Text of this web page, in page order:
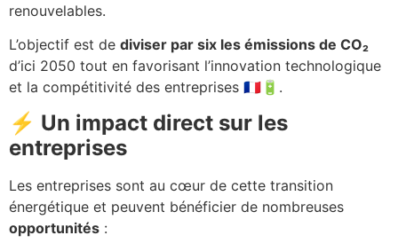
renouvelables.
L’objectif est de diviser par six les émissions de CO₂
d’ici 2050 tout en favorisant l’innovation technologique
et la compétitivité des entreprises 🇫🇷🔋.
⚡ Un impact direct sur les
entreprises
Les entreprises sont au cœur de cette transition
énergétique et peuvent bénéficier de nombreuses
opportunités :